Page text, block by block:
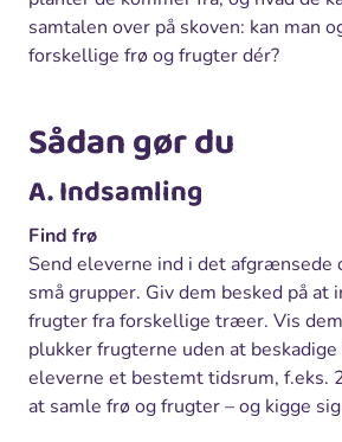
samtalen over på skoven: kan man
forskellige frø og frugter dér?
Sådan gør du
A. Indsamling
Find frø
Send eleverne ind i det afgrænsede
små grupper. Giv dem besked på at
frugter fra forskellige træer. Vis
plukker frugterne uden at
eleverne et bestemt tidsrum,
at samle frø og frugter – og kigge